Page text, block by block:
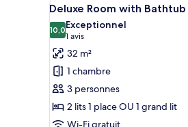
pour
les
chambres
toutes
les
photos
pour
ce
type
de
8
Deluxe Room with
10,010,0 sur 10
Exceptionnel
1 avis
(1 avis)
32 m²
1 chambre
3 personnes
2 lits 1 place OU 1 grand lit
Wi-Fi gratuit